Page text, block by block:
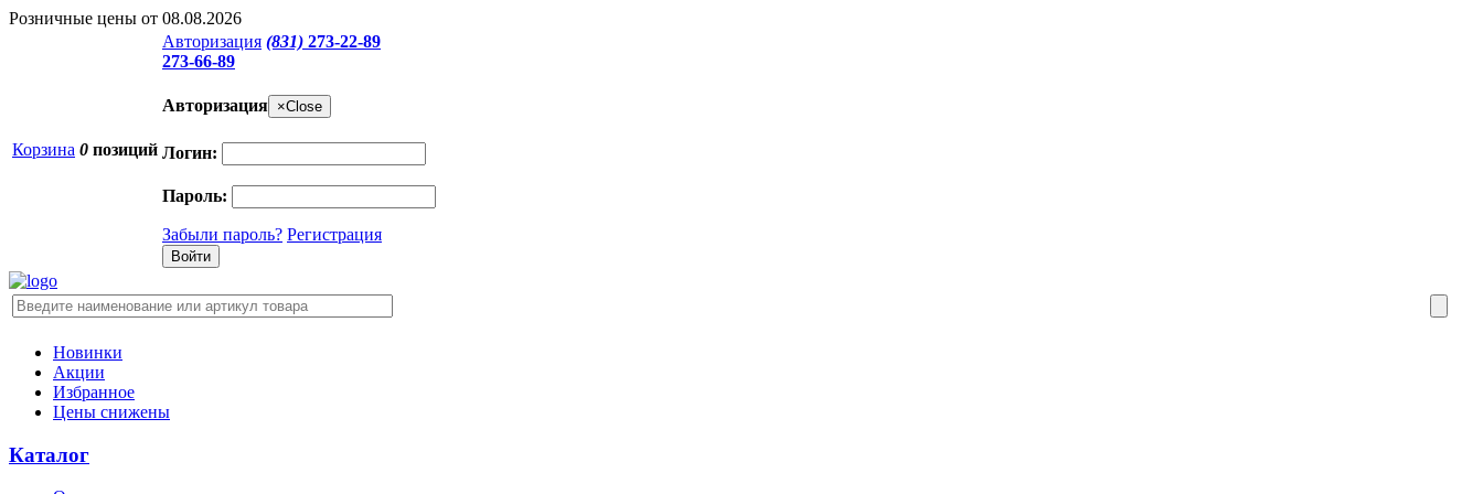
Розничные цены от 08.08.2026
Корзина 0 позиций
Авторизация (831) 273-22-89
273-66-89
Авторизация ×Close
Логин:
Пароль:
Забыли пароль? Регистрация
Новинки
Акции
Избранное
Цены снижены
Каталог